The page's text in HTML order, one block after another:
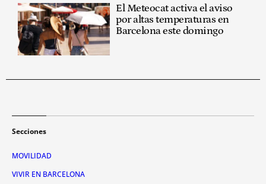
El Meteocat activa el aviso
por altas temperaturas en
Barcelona este domingo
Secciones
MOVILIDAD
VIVIR EN BARCELONA